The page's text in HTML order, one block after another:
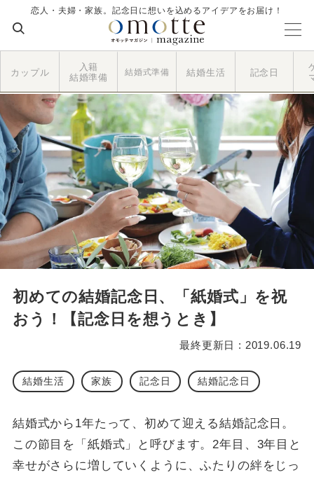
恋人・夫婦・家族。記念日に想いを込めるアイデアをお届け！
カップル
入籍
結婚準備
結婚式準備 結婚生活 記念日
初めての結婚記念日、「紙婚式」を祝
おう！【記念日を想うとき】
最終更新日 : 2019.06.19
結婚生活 家族 記念日 結婚記念日
結婚式から1年たって、初めて迎える結婚記念日。
この節目を「紙婚式」と呼びます。2年目、3年目と
幸せがさらに増していくように、ふたりの絆をじっ